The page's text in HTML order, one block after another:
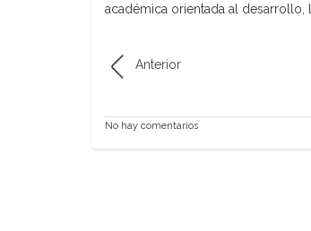
académica orientada al
Anterior
No hay comentarios